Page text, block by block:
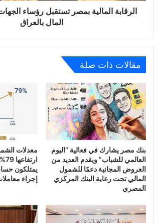
بالعراق
الرقابة المالية بمصر تستقبل رؤساء
المال بالعراق
مقالات ذات صلة
بنك مصر يشارك في فعالية “اليوم
العالمي للشباب” ويقدم العديد من
العروض المجانية دعمًا للشمول
المالي تحت رعاية البنك المركزي
المصري
معدلات
يمتلكون
إجراء